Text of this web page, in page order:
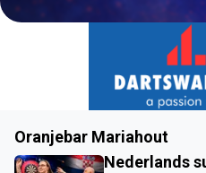
Oranjebar Mariahout
Nederlands